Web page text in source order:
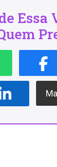
Essa